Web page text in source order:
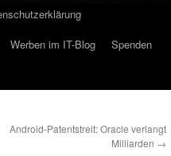
Werben im IT-Blog
Spenden
Android-Patentstreit: Oracle verlangt
Milliarden →